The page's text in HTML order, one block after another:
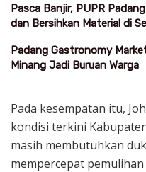
Pasca Banjir, PUPR
dan Bersihkan Material di
Padang Gastronomy
Minang Jadi Buruan Warga
Pada kesempatan itu,
kondisi terkini
masih membutuhkan
mempercepat